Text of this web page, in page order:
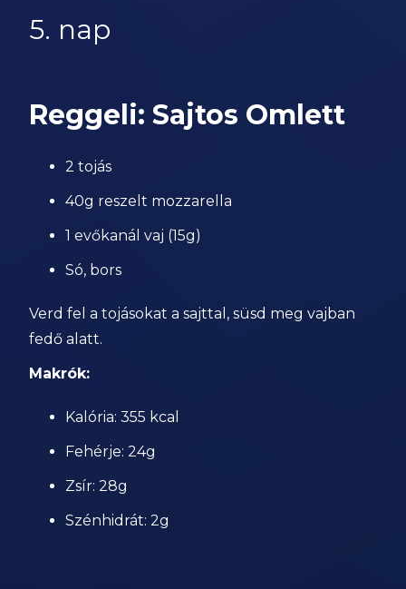
5. nap
Reggeli: Sajtos Omlett
2 tojás
40g reszelt mozzarella
1 evőkanál vaj (15g)
Só, bors
Verd fel a tojásokat a sajttal, süsd meg vajban
fedő alatt.
Makrók:
Kalória: 355 kcal
Fehérje: 24g
Zsír: 28g
Szénhidrát: 2g